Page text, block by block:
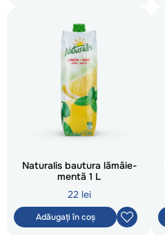
Naturalis bautura lămâie-
mentă 1 L
22 lei
Adăugați în coș